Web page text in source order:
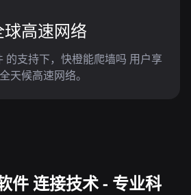
球高速网络
的支持下，快橙能爬墙吗 用户享
天候高速网络。
件 连接技术 - 专业科